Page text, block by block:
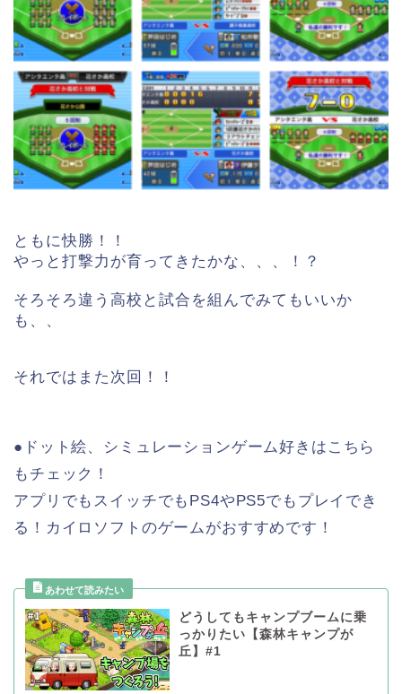
ともに快勝！！
やっと打撃力が育ってきたかな、、、！？
そろそろ違う高校と試合を組んでみてもいいか
も、、
それではまた次回！！
●ドット絵、シミュレーションゲーム好きはこちら
もチェック！
アプリでもスイッチでもPS4やPS5でもプレイでき
る！カイロソフトのゲームがおすすめです！
どうしてもキャンプブームに乗
っかりたい【森林キャンプが
丘】#1